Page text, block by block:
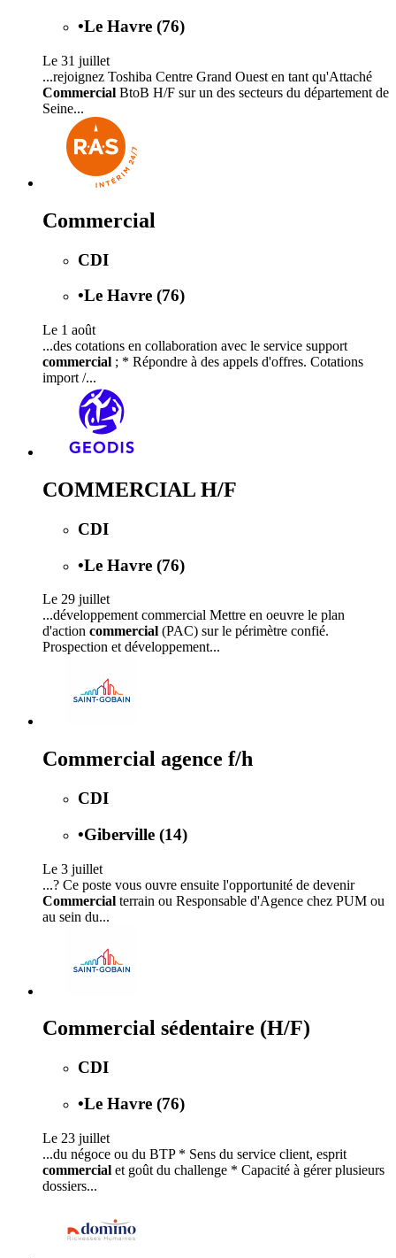
•Le Havre (76)
Le 31 juillet
...rejoignez Toshiba Centre Grand Ouest en tant qu'Attaché
Commercial BtoB H/F sur un des secteurs du département de
Seine...
Commercial
CDI
•Le Havre (76)
Le 1 août
...des cotations en collaboration avec le service support
commercial ; * Répondre à des appels d'offres. Cotations
import /...
COMMERCIAL H/F
CDI
•Le Havre (76)
Le 29 juillet
...développement commercial Mettre en oeuvre le plan
d'action commercial (PAC) sur le périmètre confié.
Prospection et développement...
Commercial agence f/h
CDI
•Giberville (14)
Le 3 juillet
...? Ce poste vous ouvre ensuite l'opportunité de devenir
Commercial terrain ou Responsable d'Agence chez PUM ou
au sein du...
Commercial sédentaire (H/F)
CDI
•Le Havre (76)
Le 23 juillet
...du négoce ou du BTP * Sens du service client, esprit
commercial et goût du challenge * Capacité à gérer plusieurs
dossiers...